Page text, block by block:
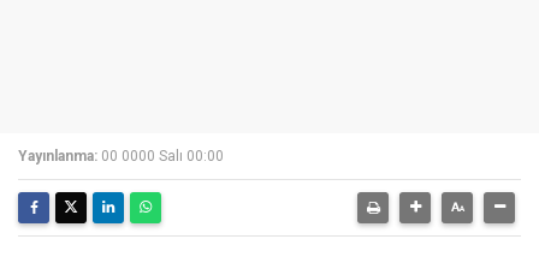
Yayınlanma: 00 0000 Salı 00:00